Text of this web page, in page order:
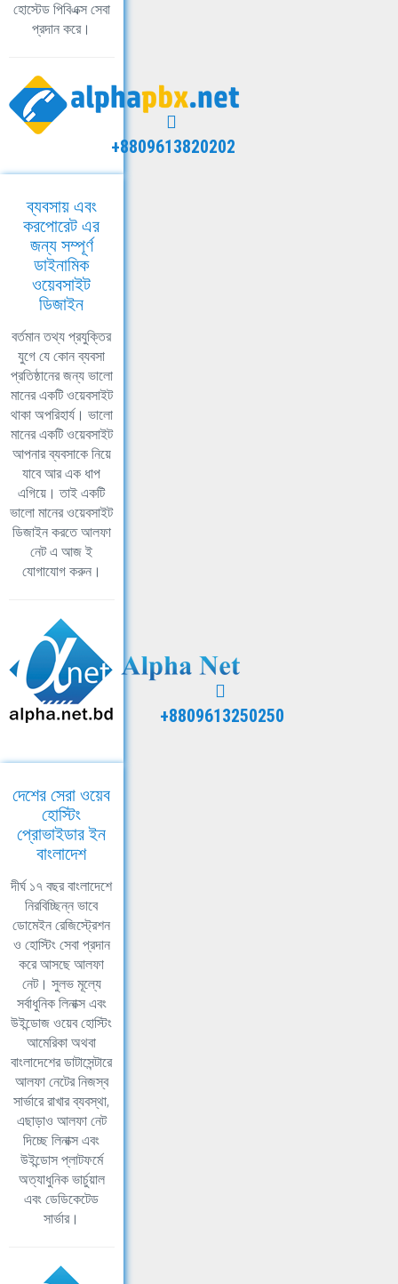
হোস্টেড পিবিএক্স সেবা
প্রদান করে।
+8809613820202
ব্যবসায় এবং
করপোরেট এর
জন্য সম্পূর্ণ
ডাইনামিক
ওয়েবসাইট
ডিজাইন
বর্তমান তথ্য প্রযুক্তির
যুগে যে কোন ব্যবসা
প্রতিষ্ঠানের জন্য ভালো
মানের একটি ওয়েবসাইট
থাকা অপরিহার্য। ভালো
মানের একটি ওয়েবসাইট
আপনার ব্যবসাকে নিয়ে
যাবে আর এক ধাপ
এগিয়ে। তাই একটি
ভালো মানের ওয়েবসাইট
ডিজাইন করতে আলফা
নেট এ আজ ই
যোগাযোগ করুন।
+8809613250250
দেশের সেরা ওয়েব
হোস্টিং
প্রোভাইডার ইন
বাংলাদেশ
দীর্ঘ ১৭ বছর বাংলাদেশে
নিরবিচ্ছিন্ন ভাবে
ডোমেইন রেজিস্ট্রেশন
ও হোস্টিং সেবা প্রদান
করে আসছে আলফা
নেট। সুলভ মূল্যে
সর্বাধুনিক লিনাক্স এবং
উইন্ডোজ ওয়েব হোস্টিং
আমেরিকা অথবা
বাংলাদেশের ডাটাসেন্টারে
আলফা নেটের নিজস্ব
সার্ভারে রাখার ব্যবস্থা,
এছাড়াও আলফা নেট
দিচ্ছে লিনাক্স এবং
উইন্ডোস প্লাটফর্মে
অত্যাধুনিক ভার্চুয়াল
এবং ডেডিকেটেড
সার্ভার।